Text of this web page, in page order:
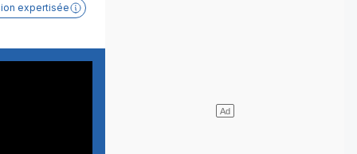
expertisée